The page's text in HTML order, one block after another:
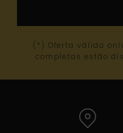
(*) Oferta válida
completas estão